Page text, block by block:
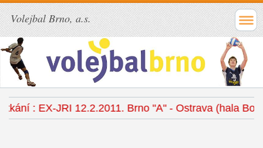
Volejbal Brno, a.s.
: EX-JRI 12.2.2011. Brno "A" - Ostrava (hala